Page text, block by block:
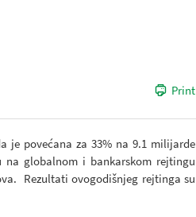
Print
je povećana za 33% na 9.1 milijarde
globalnom i bankarskom rejtingu
Rezultati ovogodišnjeg rejtinga su